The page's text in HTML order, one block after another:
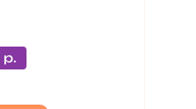
р.